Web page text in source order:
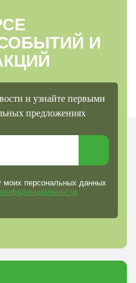
И
и узнайте первыми
предложениях
моих персональных данных